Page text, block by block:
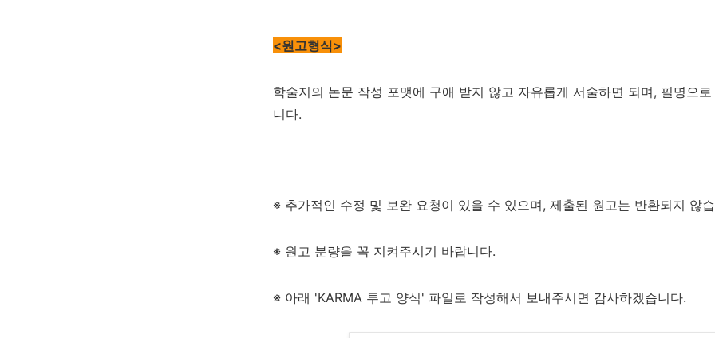
<원고형식>
학술지의 논문 작성 포맷에 구애 받지 않고 자유롭게 서술하면 되며, 필명으
니다.
※ 추가적인 수정 및 보완 요청이 있을 수 있으며, 제출된 원고는 반환되지 않
※ 원고 분량을 꼭 지켜주시기 바랍니다.
※ 아래 'KARMA 투고 양식' 파일로 작성해서 보내주시면 감사하겠습니다.